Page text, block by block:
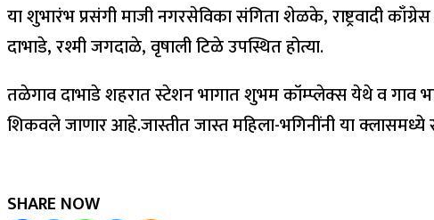
या शुभारंभ प्रसंगी माजी नगरसेविका संगिता शेळके, राष्ट्रवादी
दाभाडे, रश्मी जगदाळे, वृषाली टिळे उपस्थित होत्या.
तळेगाव दाभाडे शहरात स्टेशन भागात शुभम कॉम्प्लेक्स येथे व
शिकवले जाणार आहे.जास्तीत जास्त महिला-भगिनींनी या
SHARE NOW